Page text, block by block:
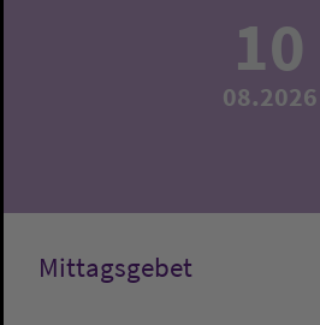
10
08.2026
Mittagsgebet